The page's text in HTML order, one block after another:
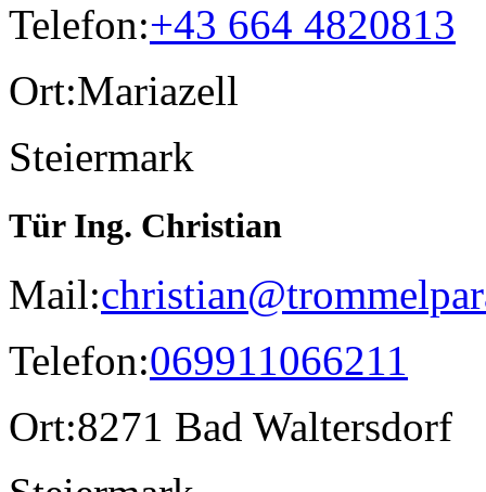
Telefon:+43 664 4820813
Ort:Mariazell
Steiermark
Tür Ing. Christian
Mail:
Telefon:069911066211
Ort:8271 Bad Waltersdorf